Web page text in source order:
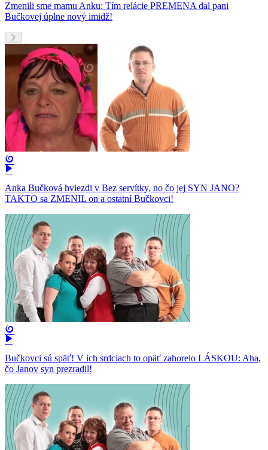
Zmenili sme mamu Anku: Tím relácie PREMENA dal pani
Bučkovej úplne nový imidž!
Anka Bučková hviezdi v Bez servítky, no čo jej SYN JANO?
TAKTO sa ZMENIL on a ostatní Bučkovci!
Bučkovci sú späť! V ich srdciach to opäť zahorelo LÁSKOU: Aha,
čo Janov syn prezradil!